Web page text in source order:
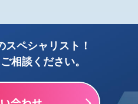
ペシャリスト！
相談ください。